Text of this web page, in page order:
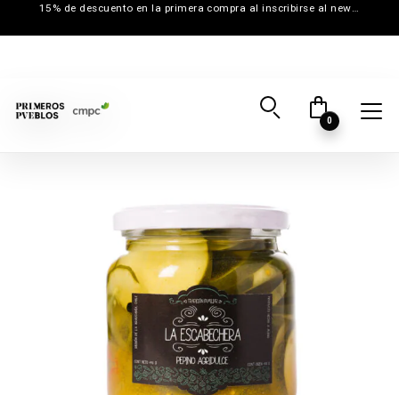
15% de descuento en la primera compra al inscribirse al newsletter
0